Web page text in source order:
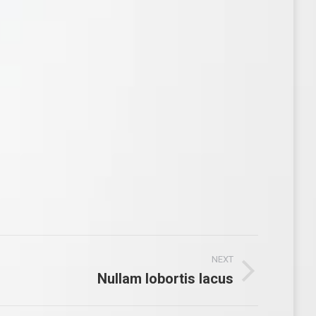
NEXT
Nullam lobortis lacus